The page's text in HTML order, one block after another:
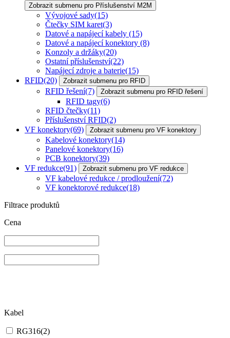
Zobrazit submenu pro Příslušenství M2M
Vývojové sady(15)
Čtečky SIM karet(3)
Datové a napájecí kabely (15)
Datové a napájecí konektory (8)
Konzoly a držáky(20)
Ostatní příslušenství(22)
Napájecí zdroje a baterie(15)
RFID(20) Zobrazit submenu pro RFID
RFID řešení(7) Zobrazit submenu pro RFID řešení
RFID tagy(6)
RFID čtečky(11)
Příslušenství RFID(2)
VF konektory(69) Zobrazit submenu pro VF konektory
Kabelové konektory(14)
Panelové konektory(16)
PCB konektory(39)
VF redukce(91) Zobrazit submenu pro VF redukce
VF kabelové redukce / prodloužení(72)
VF konektorové redukce(18)
Filtrace produktů
Cena
Kabel
RG316(2)